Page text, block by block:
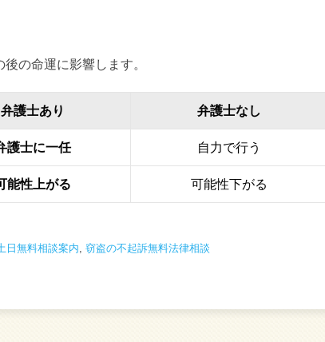
の命運に影響します。
弁護士あり 弁護士なし
護士に一任 自力で行う
能性上がる 可能性下がる
日無料相談案内 窃盗の不起訴無料法律相談